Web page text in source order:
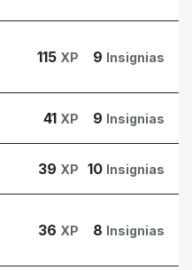
115 XP 9 Insignias
41 XP 9 Insignias
39 XP 10 Insignias
36 XP 8 Insignias